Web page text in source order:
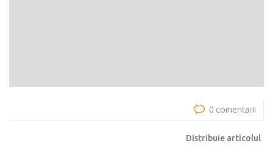
0 comentarii
Distribuie articolul